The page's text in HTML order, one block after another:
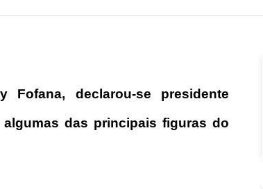
Fofana, declarou-se presidente
das principais figuras do